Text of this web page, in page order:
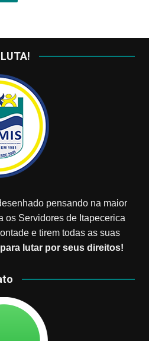
pensando na maior
os Servidores de Itapecerica
e tirem todas as suas
lutar por seus direitos!